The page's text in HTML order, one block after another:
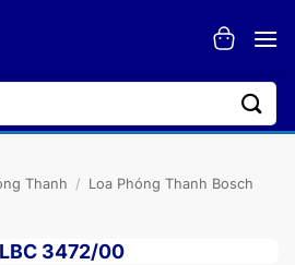
Thanh / Loa Phóng Thanh Bosch
3472/00